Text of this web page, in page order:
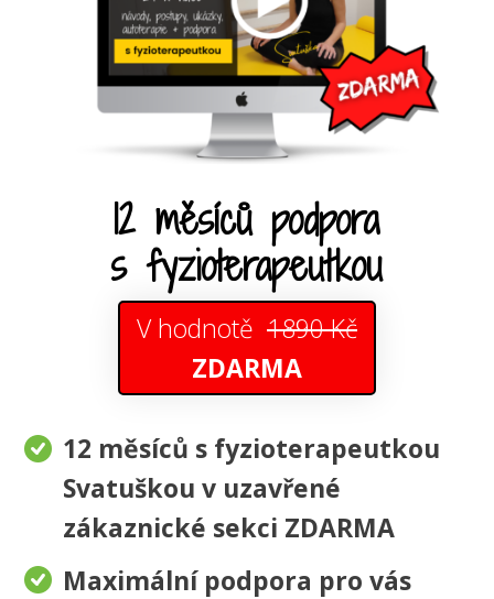
12 měsíců podpora
s fyzioterapeutkou
V hodnotě 1890 Kč
ZDARMA
12 měsíců s fyzioterapeutkou
Svatuškou v uzavřené
zákaznické sekci ZDARMA
Maximální podpora pro vás